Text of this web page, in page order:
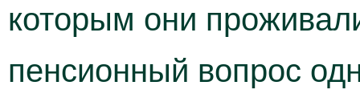
которым они
пенсионный вопрос